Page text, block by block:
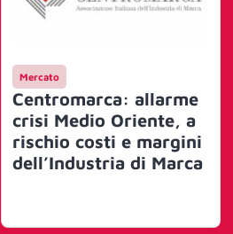
Mercato
Centromarca: allarme
crisi Medio Oriente, a
rischio costi e margini
dell’Industria di Marca